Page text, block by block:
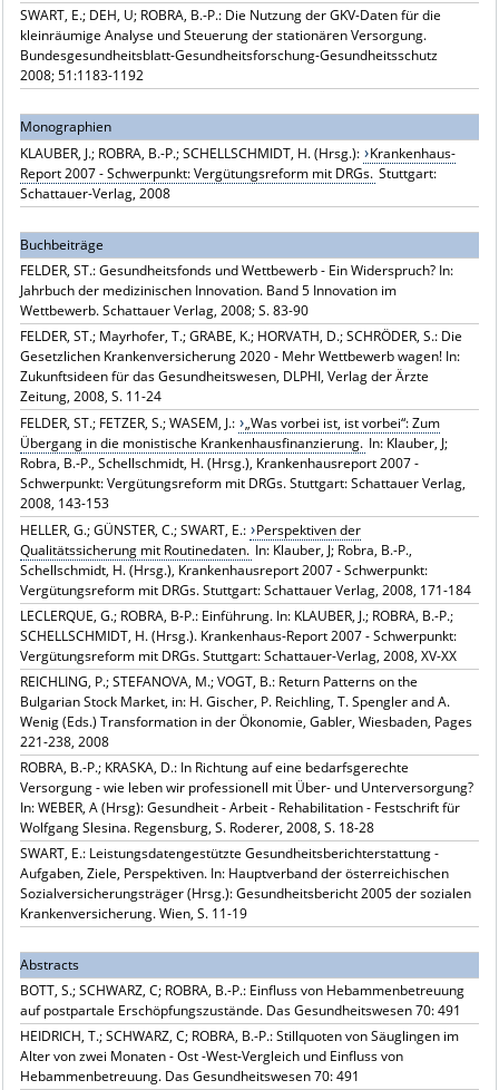
SWART, E.; DEH, U; ROBRA, B.-P.: Die Nutzung der GKV-Daten für die
kleinräumige Analyse und Steuerung der stationären Versorgung.
Bundesgesundheitsblatt-Gesundheitsforschung-Gesundheitsschutz
2008; 51:1183-1192
Monographien
KLAUBER, J.; ROBRA, B.-P.; SCHELLSCHMIDT, H. (Hrsg.): Krankenhaus-
Report 2007 - Schwerpunkt: Vergütungsreform mit DRGs. Stuttgart:
Schattauer-Verlag, 2008
Buchbeiträge
FELDER, ST.: Gesundheitsfonds und Wettbewerb - Ein Widerspruch? In:
Jahrbuch der medizinischen Innovation. Band 5 Innovation im
Wettbewerb. Schattauer Verlag, 2008; S. 83-90
FELDER, ST.; Mayrhofer, T.; GRABE, K.; HORVATH, D.; SCHRÖDER, S.: Die
Gesetzlichen Krankenversicherung 2020 - Mehr Wettbewerb wagen! In:
Zukunftsideen für das Gesundheitswesen, DLPHI, Verlag der Ärzte
Zeitung, 2008, S. 11-24
FELDER, ST.; FETZER, S.; WASEM, J.: „Was vorbei ist, ist vorbei“: Zum
Übergang in die monistische Krankenhausfinanzierung. In: Klauber, J;
Robra, B.-P., Schellschmidt, H. (Hrsg.), Krankenhausreport 2007 -
Schwerpunkt: Vergütungsreform mit DRGs. Stuttgart: Schattauer Verlag,
2008, 143-153
HELLER, G.; GÜNSTER, C.; SWART, E.: Perspektiven der
Qualitätssicherung mit Routinedaten. In: Klauber, J; Robra, B.-P.,
Schellschmidt, H. (Hrsg.), Krankenhausreport 2007 - Schwerpunkt:
Vergütungsreform mit DRGs. Stuttgart: Schattauer Verlag, 2008, 171-184
LECLERQUE, G.; ROBRA, B-P.: Einführung. In: KLAUBER, J.; ROBRA, B.-P.;
SCHELLSCHMIDT, H. (Hrsg.). Krankenhaus-Report 2007 - Schwerpunkt:
Vergütungsreform mit DRGs. Stuttgart: Schattauer-Verlag, 2008, XV-XX
REICHLING, P.; STEFANOVA, M.; VOGT, B.: Return Patterns on the
Bulgarian Stock Market, in: H. Gischer, P. Reichling, T. Spengler and A.
Wenig (Eds.) Transformation in der Ökonomie, Gabler, Wiesbaden, Pages
221-238, 2008
ROBRA, B.-P.; KRASKA, D.: In Richtung auf eine bedarfsgerechte
Versorgung - wie leben wir professionell mit Über- und Unterversorgung?
In: WEBER, A (Hrsg): Gesundheit - Arbeit - Rehabilitation - Festschrift für
Wolfgang Slesina. Regensburg, S. Roderer, 2008, S. 18-28
SWART, E.: Leistungsdatengestützte Gesundheitsberichterstattung -
Aufgaben, Ziele, Perspektiven. In: Hauptverband der österreichischen
Sozialversicherungsträger (Hrsg.): Gesundheitsbericht 2005 der sozialen
Krankenversicherung. Wien, S. 11-19
Abstracts
BOTT, S.; SCHWARZ, C; ROBRA, B.-P.: Einfluss von Hebammenbetreuung
auf postpartale Erschöpfungszustände. Das Gesundheitswesen 70: 491
HEIDRICH, T.; SCHWARZ, C; ROBRA, B.-P.: Stillquoten von Säuglingen im
Alter von zwei Monaten - Ost -West-Vergleich und Einfluss von
Hebammenbetreuung. Das Gesundheitswesen 70: 491